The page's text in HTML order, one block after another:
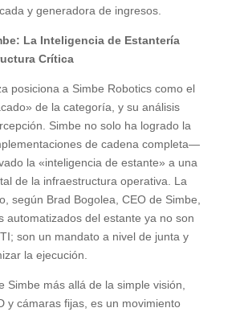
y generadora de ingresos.
La Inteligencia de Estantería
Crítica
posiciona a Simbe Robotics como el
de la categoría, y su análisis
Simbe no solo ha logrado la
de cadena completa—
la «inteligencia de estante» a una
de la infraestructura operativa. La
según Brad Bogolea, CEO de Simbe,
automatizados del estante ya no son
son un mandato a nivel de junta y
la ejecución.
Simbe más allá de la simple visión,
y cámaras fijas, es un movimiento